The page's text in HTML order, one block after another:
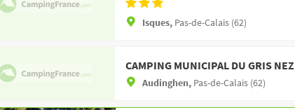
Isques, Pas-de-Calais (62)
CAMPING MUNICIPAL DU GRIS NEZ
Audinghen, Pas-de-Calais (62)